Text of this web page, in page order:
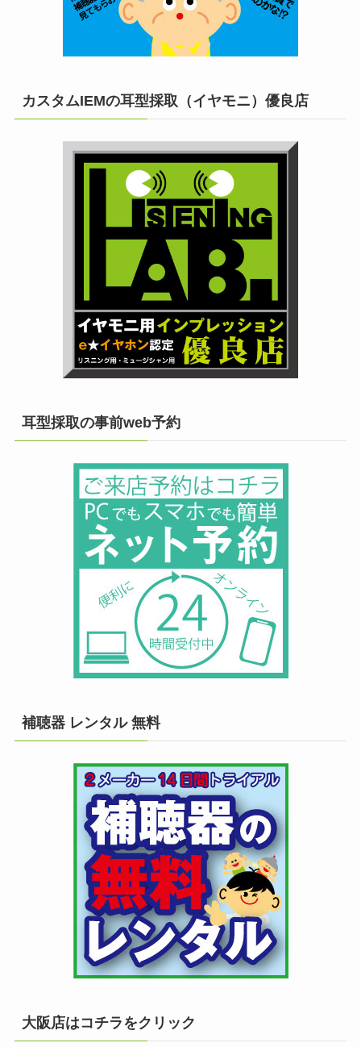
カスタムIEMの耳型採取（イヤモニ）優良店
耳型採取の事前web予約
補聴器 レンタル 無料
大阪店はコチラをクリック